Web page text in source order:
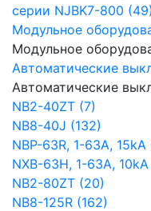
серии NJBK7-800 (49)
Модульное
Модульное
Автоматические
Автоматические
NB2-40ZT (7)
NB8-40J (132)
NBP-63R, 1-63A, 15kA
NXB-63H, 1-63A,
NB2-80ZT (20)
NB8-125R (162)